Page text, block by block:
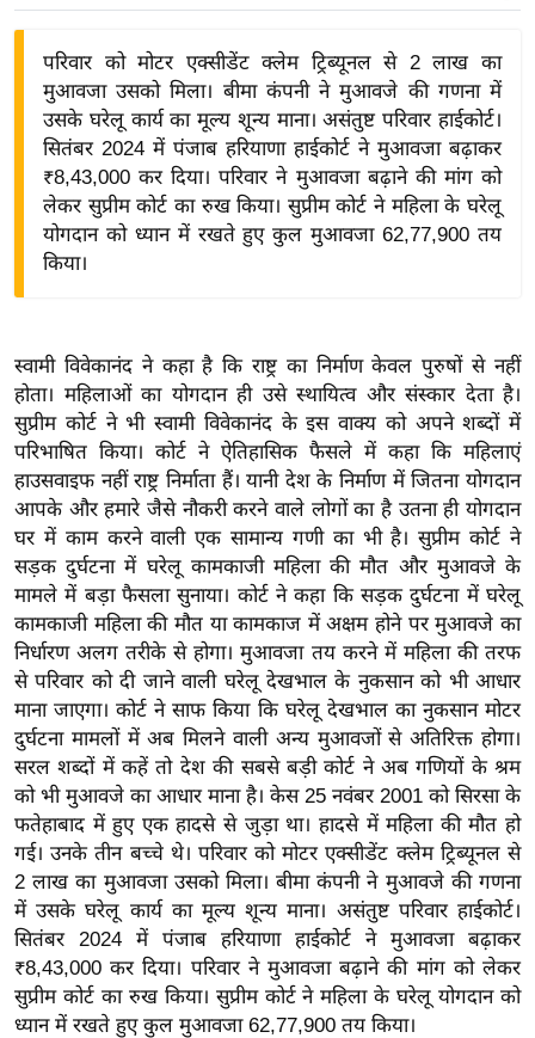
ज़
द्यो
ष
ज्ञ
रा
य
ब
ज
ट
खे
ल
क्रि
के
ट
I
P
L
2
0
2
6
क्रा
इ
परिवार को मोटर एक्सीडेंट क्लेम ट्रिब्यूनल से 2 लाख का
मुआवजा उसको मिला। बीमा कंपनी ने मुआवजे की गणना में
उसके घरेलू कार्य का मूल्य शून्य माना। असंतुष्ट परिवार हाईकोर्ट।
सितंबर 2024 में पंजाब हरियाणा हाईकोर्ट ने मुआवजा बढ़ाकर
₹8,43,000 कर दिया। परिवार ने मुआवजा बढ़ाने की मांग को
लेकर सुप्रीम कोर्ट का रुख किया। सुप्रीम कोर्ट ने महिला के घरेलू
योगदान को ध्यान में रखते हुए कुल मुआवजा 62,77,900 तय
किया।
स्वामी विवेकानंद ने कहा है कि राष्ट्र का निर्माण केवल पुरुषों से नहीं
होता। महिलाओं का योगदान ही उसे स्थायित्व और संस्कार देता है।
सुप्रीम कोर्ट ने भी स्वामी विवेकानंद के इस वाक्य को अपने शब्दों में
परिभाषित किया। कोर्ट ने ऐतिहासिक फैसले में कहा कि महिलाएं
हाउसवाइफ नहीं राष्ट्र निर्माता हैं। यानी देश के निर्माण में जितना योगदान
आपके और हमारे जैसे नौकरी करने वाले लोगों का है उतना ही योगदान
घर में काम करने वाली एक सामान्य गणी का भी है। सुप्रीम कोर्ट ने
सड़क दुर्घटना में घरेलू कामकाजी महिला की मौत और मुआवजे के
मामले में बड़ा फैसला सुनाया। कोर्ट ने कहा कि सड़क दुर्घटना में घरेलू
कामकाजी महिला की मौत या कामकाज में अक्षम होने पर मुआवजे का
निर्धारण अलग तरीके से होगा। मुआवजा तय करने में महिला की तरफ
से परिवार को दी जाने वाली घरेलू देखभाल के नुकसान को भी आधार
माना जाएगा। कोर्ट ने साफ किया कि घरेलू देखभाल का नुकसान मोटर
दुर्घटना मामलों में अब मिलने वाली अन्य मुआवजों से अतिरिक्त होगा।
सरल शब्दों में कहें तो देश की सबसे बड़ी कोर्ट ने अब गणियों के श्रम
को भी मुआवजे का आधार माना है। केस 25 नवंबर 2001 को सिरसा के
फतेहाबाद में हुए एक हादसे से जुड़ा था। हादसे में महिला की मौत हो
गई। उनके तीन बच्चे थे। परिवार को मोटर एक्सीडेंट क्लेम ट्रिब्यूनल से
2 लाख का मुआवजा उसको मिला। बीमा कंपनी ने मुआवजे की गणना
में उसके घरेलू कार्य का मूल्य शून्य माना। असंतुष्ट परिवार हाईकोर्ट।
सितंबर 2024 में पंजाब हरियाणा हाईकोर्ट ने मुआवजा बढ़ाकर
₹8,43,000 कर दिया। परिवार ने मुआवजा बढ़ाने की मांग को लेकर
सुप्रीम कोर्ट का रुख किया। सुप्रीम कोर्ट ने महिला के घरेलू योगदान को
ध्यान में रखते हुए कुल मुआवजा 62,77,900 तय किया।